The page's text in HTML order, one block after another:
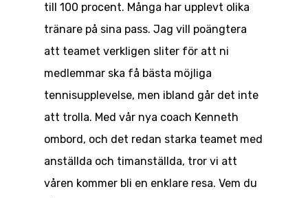
till 100 procent. Många har upplevt olika
tränare på sina pass. Jag vill poängtera
att teamet verkligen sliter för att ni
medlemmar ska få bästa möjliga
tennisupplevelse, men ibland går det inte
att trolla. Med vår nya coach Kenneth
ombord, och det redan starka teamet med
anställda och timanställda, tror vi att
våren kommer bli en enklare resa. Vem du